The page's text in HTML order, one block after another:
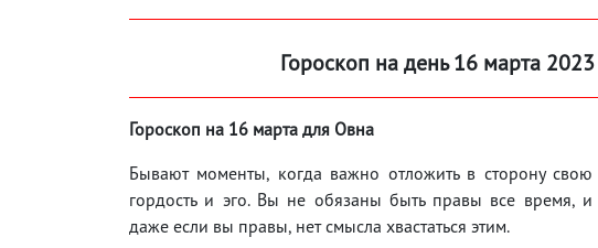
Гороскоп на день 16 марта
Гороскоп на 16 марта для Овна
Бывают моменты, когда важно отложить в сторону свою
гордость и эго. Вы не обязаны быть правы все время, и
даже если вы правы, нет смысла хвастаться этим.